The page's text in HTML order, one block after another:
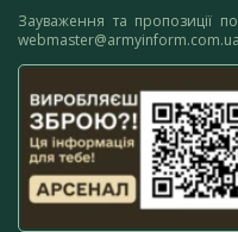
Зауваження та пропозиції
webmaster@armyinform.com.ua